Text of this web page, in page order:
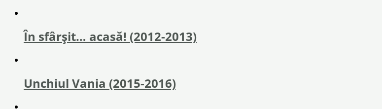
În sfârşit… acasă! (2012-2013)
Unchiul Vania (2015-2016)